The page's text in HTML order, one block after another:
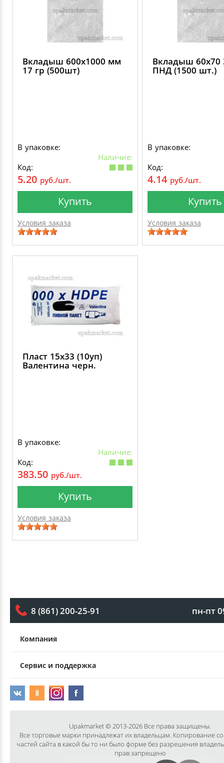
Вкладыш 600х1000 мм
17 гр (500шт)
В упаковке:
Наличие:
Код:
5.20 руб./шт.
Купить
Условия заказа
Вкладыш 60х70
ПНД (1500 шт.)
В упаковке:
Код:
4.14 руб./шт.
Купить
Условия заказа
Пласт 15х33 (10уп)
Валентина черн.
В упаковке:
Наличие:
Код:
383.50 руб./шт.
Купить
Условия заказа
8 (861) 200-25-91 пн-пт
Компания
Сервис и поддержка
Upakmarket © 2013-2026 Все права защищены.
Все торговые марки принадлежат их владельцам. Копирование
частей сайта в какой бы то ни было форме без разрешения
прав запрещено